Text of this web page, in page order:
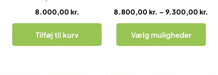
8.000,00 kr.
Tilføj til kurv
8.800,00 kr. – 9.300,00 kr.
Vælg muligheder
varesiden